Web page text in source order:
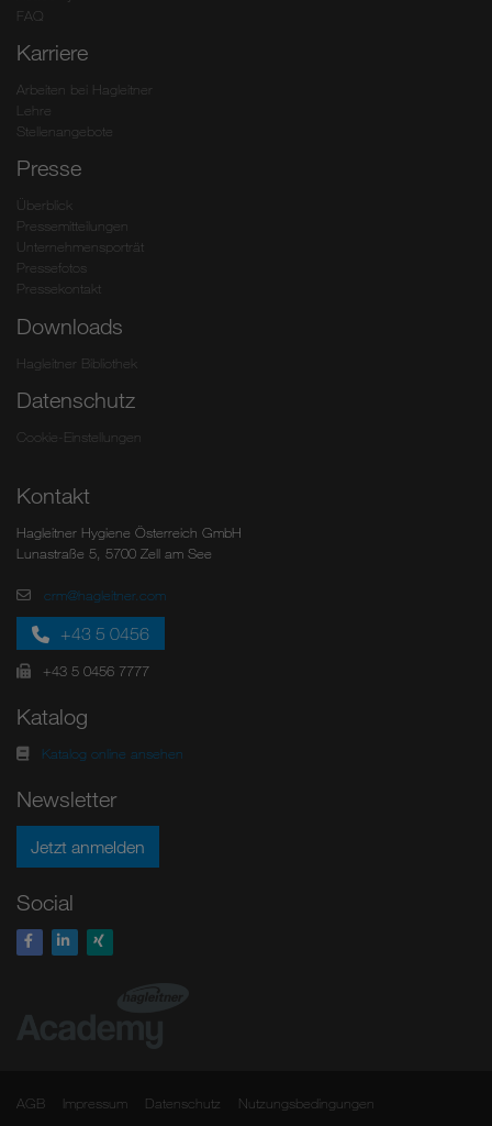
FAQ
Karriere
Arbeiten bei Hagleitner
Lehre
Stellenangebote
Presse
Überblick
Pressemitteilungen
Unternehmensporträt
Pressefotos
Pressekontakt
Downloads
Hagleitner Bibliothek
Datenschutz
Cookie-Einstellungen
Kontakt
Hagleitner Hygiene Österreich GmbH
Lunastraße 5, 5700 Zell am See
crm@hagleitner.com
+43 5 0456
+43 5 0456 7777
Katalog
Katalog online ansehen
Newsletter
Jetzt anmelden
Social
AGB Impressum Datenschutz Nutzungsbedingungen